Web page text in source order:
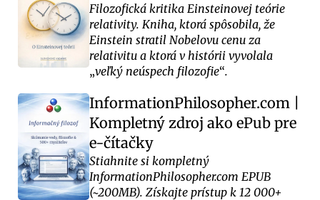
Filozofická kritika Einsteinovej teórie
relativity. Kniha, ktorá spôsobila, že
Einstein stratil Nobelovu cenu za
relativitu a ktorá v histórii vyvolala
veľký neúspech filozofie .
InformationPhilosopher.com |
Kompletný zdroj ako ePub pre
e-čítačky
Stiahnite si kompletný
InformationPhilosopher.com EPUB
(~200MB). Získajte prístup k 12 000+